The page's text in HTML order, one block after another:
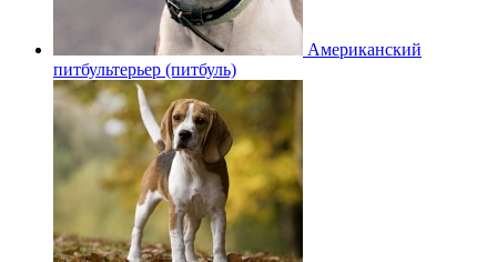
Американский
питбультерьер (питбуль)